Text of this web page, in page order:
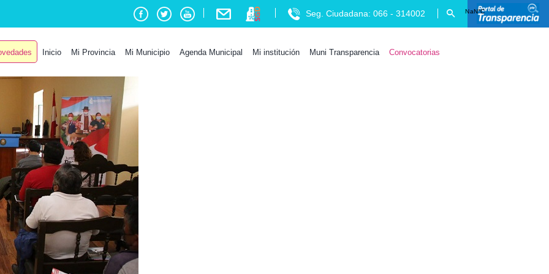
Seg. Ciudadana: 066 - 314002
Inicio Mi Provincia Mi Municipio Agenda Municipal Mi institución Muni Transparencia Convocatorias